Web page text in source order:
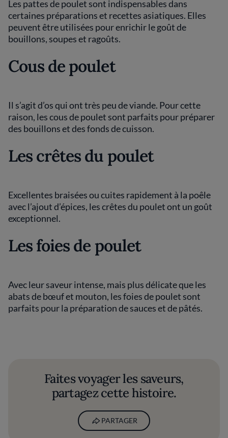
Les pattes de poulet sont indispensables dans
certaines préparations et recettes asiatiques. Elles
peuvent être utilisées pour enrichir le goût de
bouillons, soupes et ragoûts.
Cous de poulet
Il s’agit d’os qui ont très peu de viande. Pour cette
raison, les cous de poulet sont parfaits pour préparer
des bouillons et des fonds de cuisson.
Les crêtes du poulet
Excellentes braisées ou cuites rapidement à la poêle
avec l’ajout d’épices, les crêtes du poulet ont un goût
exceptionnel.
Les foies de poulet
Avec leur saveur intense, mais plus délicate que les
abats de bœuf et mouton, les foies de poulet sont
parfaits pour la préparation de sauces et de pâtés.
Faites voyager les saveurs,
partagez cette histoire.
PARTAGER